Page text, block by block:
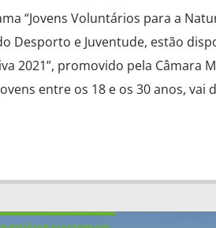
“Jovens Voluntários para a
Desporto e Juventude, estão
2021”, promovido pela Câmara
entre os 18 e os 30 anos, vai